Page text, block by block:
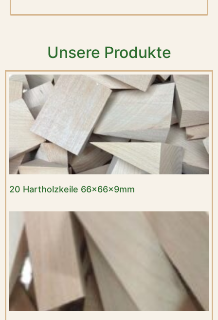
Unsere Produkte
20 Hartholzkeile 66x66x9mm